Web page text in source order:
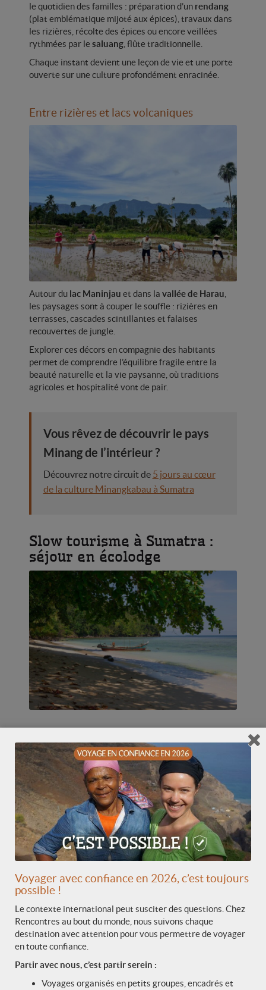
le quotidien des familles : préparation d’un rendang
(plat emblématique mijoté aux épices), travaux dans
les rizières, récolte des épices ou encore veillées
rythmées par le saluang, flûte traditionnelle.
Chaque instant devient une leçon de vie et une porte
ouverte sur une culture profondément enracinée.
Entre rizières et lacs volcaniques
Autour du lac Maninjau et dans la vallée de Harau
les paysages sont à couper le souffle : rizières en
terrasses, cascades scintillantes et falaises
recouvertes de jungle.
Explorer ces décors en compagnie des habitants
permet de comprendre l’équilibre fragile entre la
beauté naturelle et la vie paysanne, où traditions
agricoles et hospitalité vont de pair.
Vous rêvez de découvrir le pays
Minang de l’intérieur ?
Découvrez notre circuit de 5 jours au cœur
de la culture Minangkabau à Sumatra
Slow tourisme à Sumatra :
séjour en écolodge
Un écolodge au bord de mer : un cadre
naturel préservé
Après l’immersion dans la jungle et les villages, place
à une parenthèse de détente.
Unécolodge en bord d’océan Indien, adossé à la
forêt tropicale, offre un cadre idéal pour souffler.Ici,
quelques bungalows construits en matériaux locaux
se fondent dans le paysage, entre plage sauvage,
collines verdoyantes et chants des oiseaux.
le calme après l’intensité du voyage.
Voyager avec confiance en 2026, c’est toujours
possible !
Le contexte international peut susciter des questions. Chez
Rencontres au bout du monde, nous suivons chaque
destination avec attention pour vous permettre de voyager
en toute confiance.
Partir avec nous, c’est partir serein :
Voyages organisés en petits groupes, encadrés et